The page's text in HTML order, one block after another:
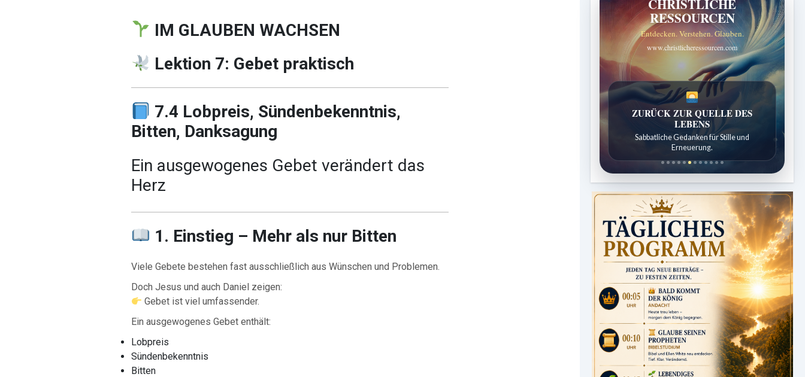
IM GLAUBEN WACHSEN
Lektion 7: Gebet praktisch
7.4 Lobpreis, Sündenbekenntnis,
Bitten, Danksagung
Ein ausgewogenes Gebet verändert das
Herz
1. Einstieg – Mehr als nur Bitten
Viele Gebete bestehen fast ausschließlich aus Wünschen und Problemen.
Doch Jesus und auch Daniel zeigen:
Gebet ist viel umfassender.
Ein ausgewogenes Gebet enthält:
Lobpreis
Sündenbekenntnis
Bitten
CHRISTLICHE
RESSOURCEN
Entdecken. Verstehen. Glauben.
www.christlicheressourcen.com
SPUREN DER SCHÖPFUNG
Entdeckungen aus der Natur.